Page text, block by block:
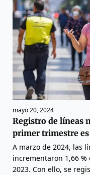
mayo 20, 2024
Registro de líneas
primer trimestre
A marzo de 2024, las
incrementaron 1,66
2023. Con ello, se